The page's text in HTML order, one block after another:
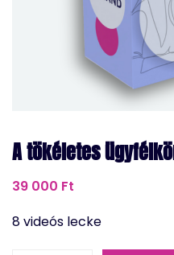
A tökéletes
39 000 Ft
8 videós lecke